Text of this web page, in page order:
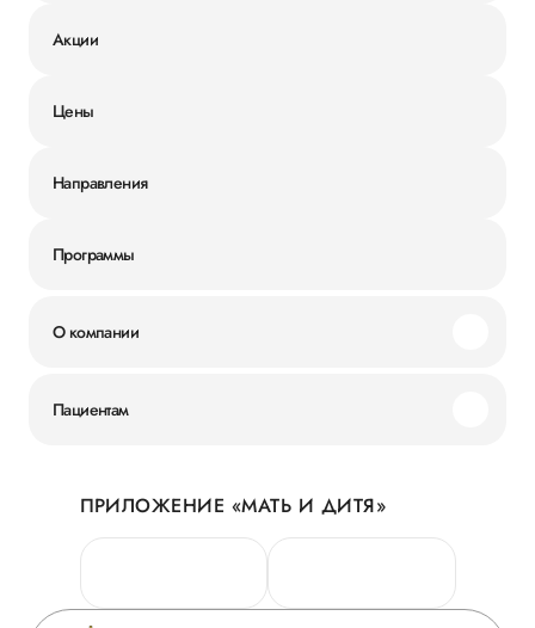
Акции
Цены
Направления
Программы
О компании
Новости
Руководство
Сотрудничество
Пациентам
Личный кабинет
Персональные данные
Горячая линия качества
ПРИЛОЖЕНИЕ «МАТЬ И ДИТЯ»